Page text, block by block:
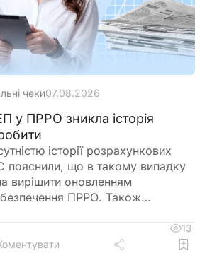
чеки07.08.2026
у ПРРО зникла історія
історії розрахункових
пояснили, що в такому випадку
вирішити оновленням
ПРРО. Також
формою J/F1391802 із даними
відкритого ключа
13